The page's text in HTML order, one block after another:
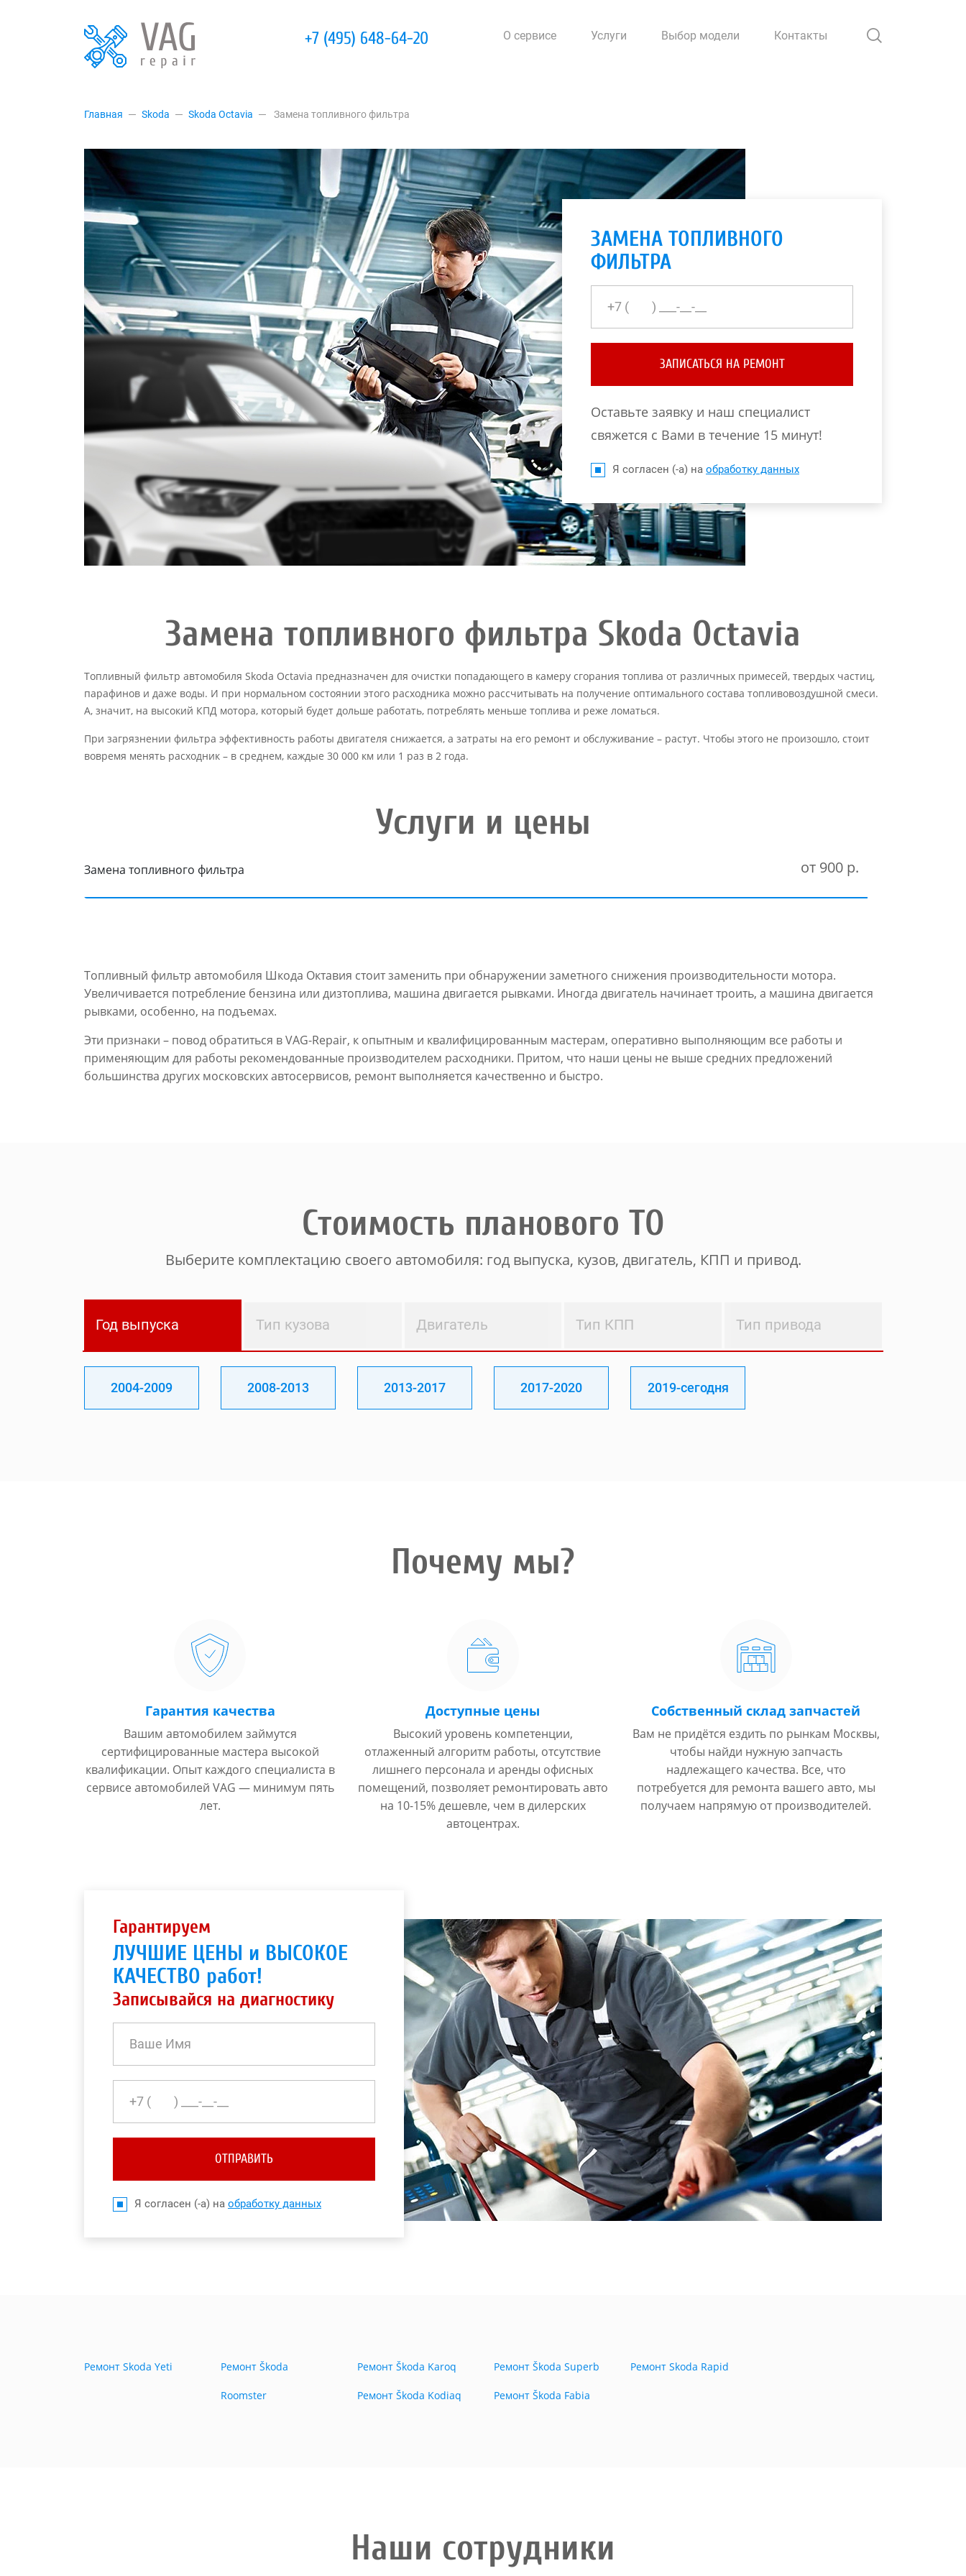
+7 (495) 648-64-20 О сервисе Услуги Выбор модели Контакты
Главная Skoda Skoda Octavia Замена топливного фильтра
ЗАМЕНА ТОПЛИВНОГО
ФИЛЬТРА
ЗАПИСАТЬСЯ НА РЕМОНТ
Оставьте заявку и наш специалист
свяжется с Вами в течение 15 минут!
Я согласен (-а) на обработку данных
Замена топливного фильтра Skoda Octavia
Топливный фильтр автомобиля Skoda Octavia предназначен для очистки попадающего в камеру сгорания топлива от различных примесей, твердых частиц,
парафинов и даже воды. И при нормальном состоянии этого расходника можно рассчитывать на получение оптимального состава топливовоздушной смеси.
А, значит, на высокий КПД мотора, который будет дольше работать, потреблять меньше топлива и реже ломаться.
При загрязнении фильтра эффективность работы двигателя снижается, а затраты на его ремонт и обслуживание – растут. Чтобы этого не произошло, стоит
вовремя менять расходник – в среднем, каждые 30 000 км или 1 раз в 2 года.
Услуги и цены
Замена топливного фильтра от 900 р.
Топливный фильтр автомобиля Шкода Октавия стоит заменить при обнаружении заметного снижения производительности мотора.
Увеличивается потребление бензина или дизтоплива, машина двигается рывками. Иногда двигатель начинает троить, а машина двигается
рывками, особенно, на подъемах.
Эти признаки – повод обратиться в VAG-Repair, к опытным и квалифицированным мастерам, оперативно выполняющим все работы и
применяющим для работы рекомендованные производителем расходники. Притом, что наши цены не выше средних предложений
большинства других московских автосервисов, ремонт выполняется качественно и быстро.
Стоимость планового ТО
Выберите комплектацию своего автомобиля: год выпуска, кузов, двигатель, КПП и привод.
Год выпуска Тип кузова Двигатель Тип КПП Тип привода
2004-2009 2008-2013 2013-2017 2017-2020 2019-сегодня
Почему мы?
Гарантия качества
Вашим автомобилем займутся
сертифицированные мастера высокой
квалификации. Опыт каждого специалиста в
сервисе автомобилей VAG — минимум пять
лет.
Доступные цены
Высокий уровень компетенции,
отлаженный алгоритм работы, отсутствие
лишнего персонала и аренды офисных
помещений, позволяет ремонтировать авто
на 10-15% дешевле, чем в дилерских
автоцентрах.
Собственный склад запчастей
Вам не придётся ездить по рынкам Москвы,
чтобы найди нужную запчасть
надлежащего качества. Все, что
потребуется для ремонта вашего авто, мы
получаем напрямую от производителей.
Гарантируем
ЛУЧШИЕ ЦЕНЫ и ВЫСОКОЕ
КАЧЕСТВО работ!
Записывайся на диагностику
ОТПРАВИТЬ
Я согласен (-а) на обработку данных
Ремонт Skoda Yeti Ремонт Škoda
Roomster
Ремонт Škoda Karoq
Ремонт Škoda Kodiaq
Ремонт Škoda Superb
Ремонт Škoda Fabia
Ремонт Skoda Rapid
Наши сотрудники